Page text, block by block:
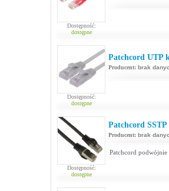
Dostępność:
dostępne
Dostępność:
dostępne
Patchcord UTP
Producent: brak
Dostępność:
dostępne
Patchcord
Producent: brak
Patchcord podwójnie